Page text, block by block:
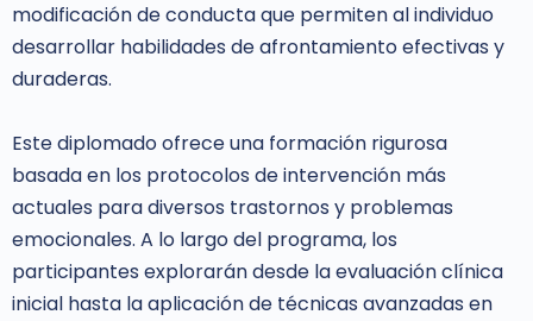
modificación de conducta que permiten al individuo
desarrollar habilidades de afrontamiento efectivas y
duraderas.
Este diplomado ofrece una formación rigurosa
basada en los protocolos de intervención más
actuales para diversos trastornos y problemas
emocionales. A lo largo del programa, los
participantes explorarán desde la evaluación clínica
inicial hasta la aplicación de técnicas avanzadas en